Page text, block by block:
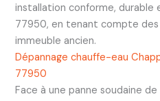
installation conforme, durable
77950, en tenant compte
immeuble ancien.
Dépannage chauffe-eau
77950
Face à une panne soudaine